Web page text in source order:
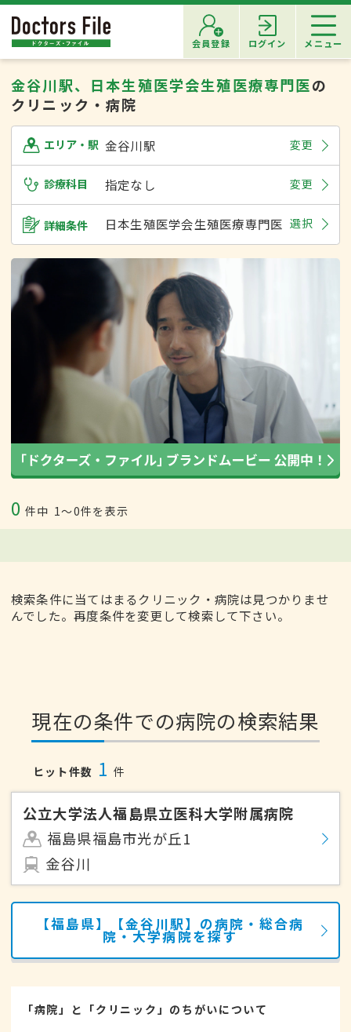
会員登録 ログイン メニュー
金谷川駅、日本生殖医学会生殖医療専門医の
クリニック・病院
エリア・駅 金谷川駅 変更
診療科目 指定なし 変更
詳細条件 日本生殖医学会生殖医療専門医 選択
0 件中 1〜0件を表示
検索条件に当てはまるクリニック・病院は見つかりませ
んでした。再度条件を変更して検索して下さい。
現在の条件での病院の検索結果
ヒット件数 1 件
公立大学法人福島県立医科大学附属病院
福島県福島市光が丘1
金谷川
【福島県】【金谷川駅】の病院・総合病
院・大学病院を探す
「病院」と「クリニック」のちがいについて